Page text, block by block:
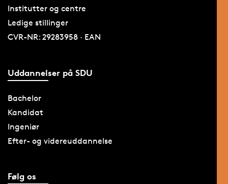
Institutter og centre
Ledige stillinger
CVR-NR: 29283958 · EAN
Uddannelser på SDU
Bachelor
Kandidat
Ingeniør
Efter- og videreuddannelse
Følg os